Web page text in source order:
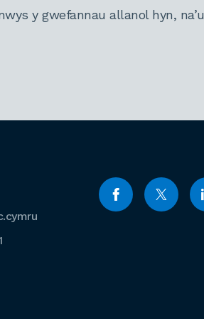
y gwefannau allanol hyn, na’u